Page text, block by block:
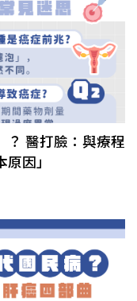
？ 醫打臉：與療程
因」